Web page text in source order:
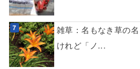
雑草：名もなき草の
けれど「ノ...